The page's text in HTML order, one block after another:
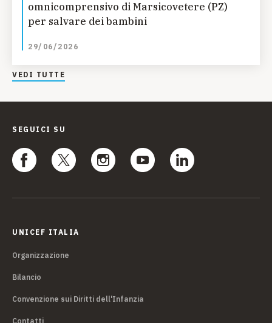
omnicomprensivo di Marsicovetere (PZ)
per salvare dei bambini
29/06/2026
VEDI TUTTE
SEGUICI SU
UNICEF ITALIA
Organizzazione
Bilancio
Convenzione sui Diritti dell'Infanzia
Contatti